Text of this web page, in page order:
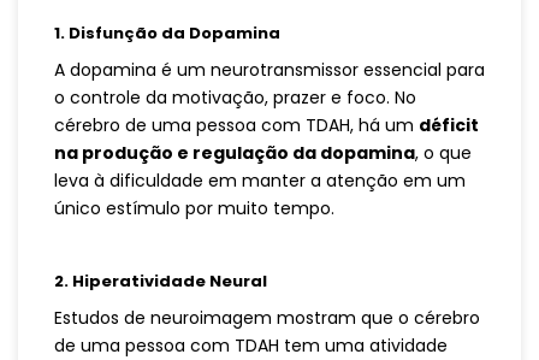
1. Disfunção da Dopamina
A dopamina é um neurotransmissor essencial para
o controle da motivação, prazer e foco. No
cérebro de uma pessoa com TDAH, há um déficit
na produção e regulação da dopamina, o que
leva à dificuldade em manter a atenção em um
único estímulo por muito tempo.
2. Hiperatividade Neural
Estudos de neuroimagem mostram que o cérebro
de uma pessoa com TDAH tem uma atividade